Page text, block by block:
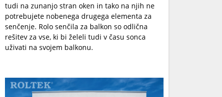
tudi na zunanjo stran oken in tako na njih ne
potrebujete nobenega drugega elementa za
senčenje. Rolo senčila za balkon so odlična
rešitev za vse, ki bi želeli tudi v času sonca
uživati na svojem balkonu.